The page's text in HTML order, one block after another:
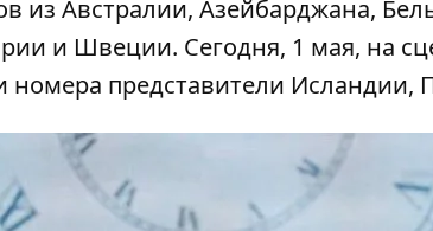
из Австралии, Азейбарджана,
и Швеции. Сегодня, 1 мая, на
номера представители